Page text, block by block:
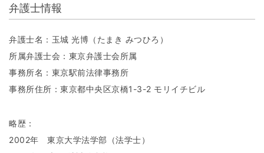
弁護士情報
弁護士名：玉城 光博（たまき みつひろ）
所属弁護士会：東京弁護士会所属
事務所名：東京駅前法律事務所
事務所住所：東京都中央区京橋1-3-2 モリイチビル
略歴：
2002年 東京大学法学部（法学士）